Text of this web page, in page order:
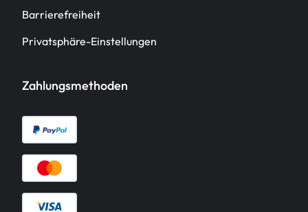
Barrierefreiheit
Privatsphäre-Einstellungen
Zahlungsmethoden